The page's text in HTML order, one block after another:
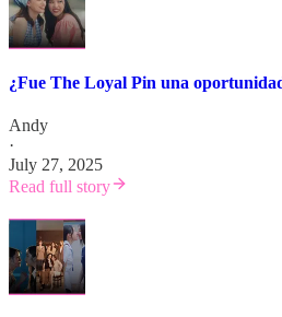
¿Fue The Loyal Pin una
Andy
·
July 27, 2025
Read full story